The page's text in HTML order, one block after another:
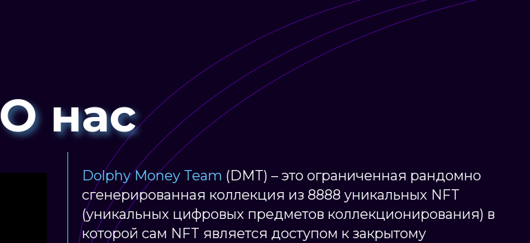
О нас
Dolphy Money Team (DMT) – это ограниченная рандомно
сгенерированная коллекция из 8888 уникальных NFT
(уникальных цифровых предметов коллекционирования) в
которой сам NFT является доступом к закрытому